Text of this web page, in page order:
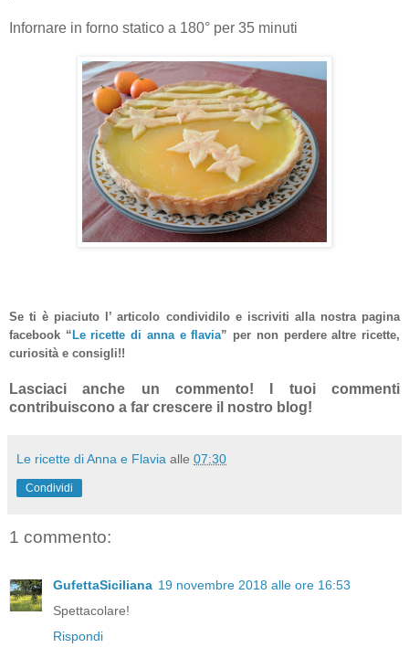
Infornare in forno statico a 180° per 35 minuti
Se ti è piaciuto l’ articolo condividilo e iscriviti alla nostra pagina
facebook “ Le ricette di anna e flavia” per non perdere altre ricette,
curiosità e consigli!!
Lasciaci anche un commento! I tuoi commenti
contribuiscono a far crescere il nostro blog!
Le ricette di Anna e Flavia alle 07:30
Condividi
1 commento:
GufettaSiciliana 19 novembre 2018 alle ore 16:53
Spettacolare!
Rispondi